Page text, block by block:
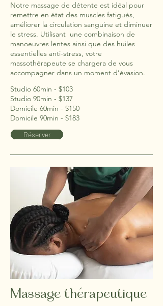
Notre massage de détente est idéal pour
remettre en état des muscles fatigués,
améliorer la circulation sanguine et diminuer
le stress. Utilisant une combinaison de
manoeuvres lentes ainsi que des huiles
essentielles anti-stress, votre
massothérapeute se chargera de vous
accompagner dans un moment d’évasion.
Studio 60min - $103
Studio 90min - $137
Domicile 60min - $150
Domicile 90min - $183
Réserver
Massage therapeutique